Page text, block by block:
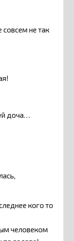
совсем не так
доча…
кого то
человеком